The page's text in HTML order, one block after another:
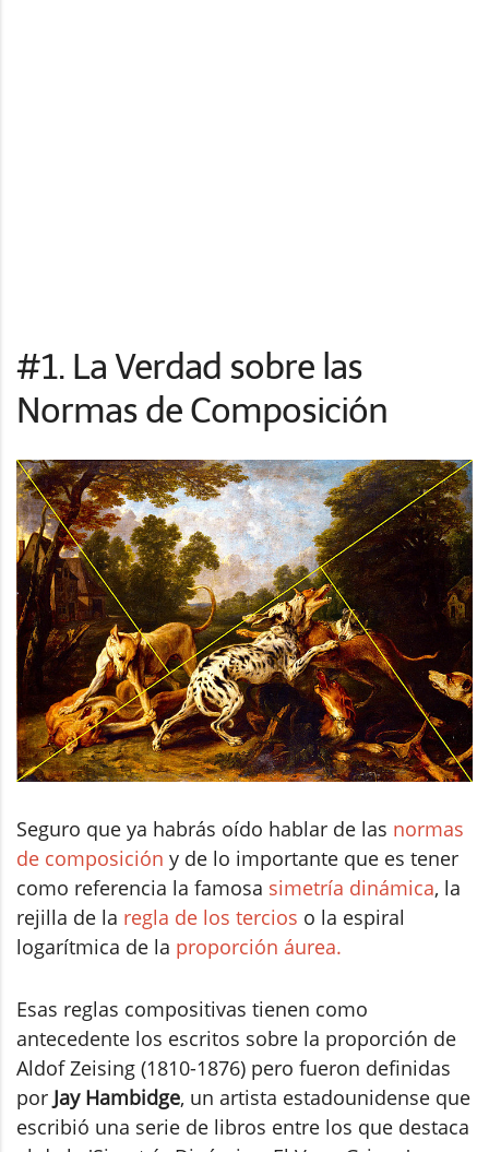
#1. La Verdad sobre las
Normas de Composición
Seguro que ya habrás oído hablar de las normas
de composición y de lo importante que es tener
como referencia la famosa simetría dinámica, la
rejilla de la regla de los tercios o la espiral
logarítmica de la proporción áurea.
Esas reglas compositivas tienen como
antecedente los escritos sobre la proporción de
Aldof Zeising (1810-1876) pero fueron definidas
por Jay Hambidge, un artista estadounidense que
escribió una serie de libros entre los que destaca